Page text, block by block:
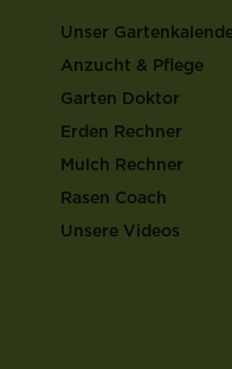
Unser
Anzucht & Pflege
Garten Doktor
Erden Rechner
Mulch Rechner
Rasen Coach
Unsere Videos